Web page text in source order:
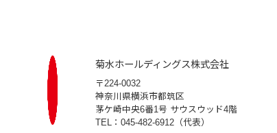
菊水ホールディングス株式会社
〒224-0032
神奈川県横浜市都筑区
茅ケ崎中央6番1号 サウスウッド4階
TEL：045-482-6912（代表）